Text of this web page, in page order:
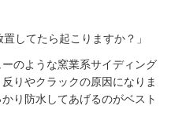
してたら起こりますか？」
のような窯業系サイディング
りやクラックの原因になりま
り防水してあげるのがベスト